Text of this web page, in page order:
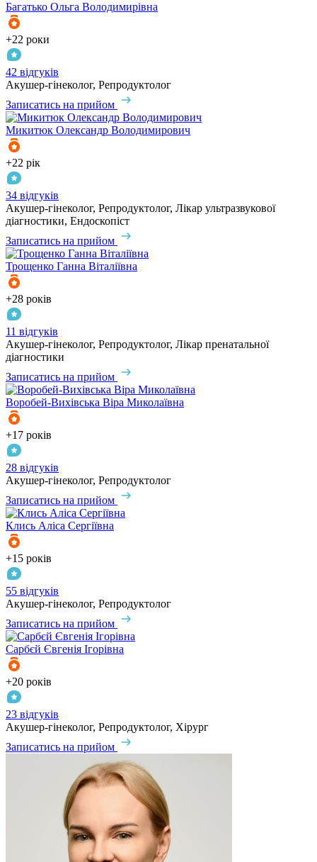
Багатько Ольга Володимирівна
+22 роки
42 відгуків
Акушер-гінеколог, Репродуктолог
Записатись на прийом
Микитюк Олександр Володимирович
+22 рік
34 відгуків
Акушер-гінеколог, Репродуктолог, Лікар ультразвукової
діагностики, Ендоскопіст
Записатись на прийом
Трощенко Ганна Віталіївна
+28 років
11 відгуків
Акушер-гінеколог, Репродуктолог, Лікар пренатальної
діагностики
Записатись на прийом
Воробей-Вихівська Віра Миколаївна
+17 років
28 відгуків
Акушер-гінеколог, Репродуктолог
Записатись на прийом
Клись Аліса Сергіївна
+15 років
55 відгуків
Акушер-гінеколог, Репродуктолог
Записатись на прийом
Сарбєй Євгенія Ігорівна
+20 років
23 відгуків
Акушер-гінеколог, Репродуктолог, Хірург
Записатись на прийом